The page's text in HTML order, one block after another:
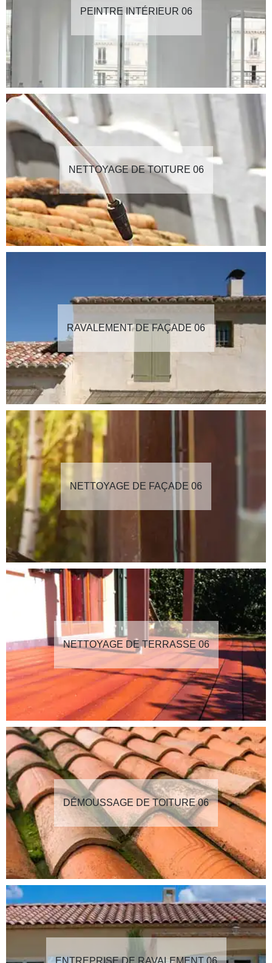
PEINTRE INTÉRIEUR 06
NETTOYAGE DE TOITURE 06
RAVALEMENT DE FAÇADE 06
NETTOYAGE DE FAÇADE 06
NETTOYAGE DE TERRASSE 06
DÉMOUSSAGE DE TOITURE 06
ENTREPRISE DE RAVALEMENT 06